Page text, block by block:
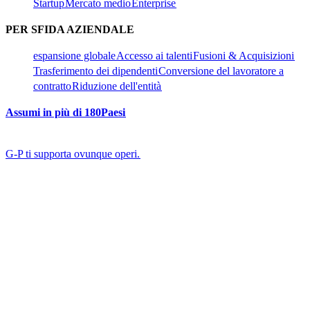
Startup​​Mercato medio​​ Enterprise​​
PER SFIDA AZIENDALE​​
espansione globale​​Accesso ai talenti​​Fusioni & Acquisizioni​​
Trasferimento dei dipendenti​​Conversione del lavoratore a
contratto​​Riduzione dell'entità​​
Assumi in più di 180Paesi​​
G-P ti supporta ovunque operi.​​